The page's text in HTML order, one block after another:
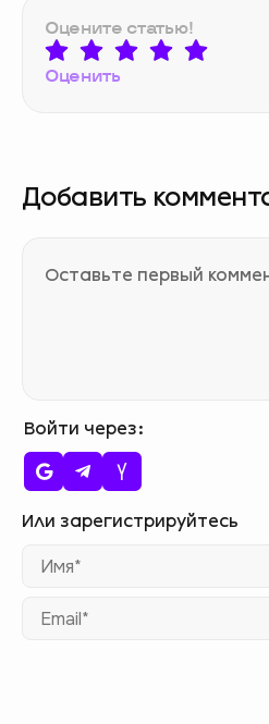
Оцените статью!
Оценить
Добавить
Войти через